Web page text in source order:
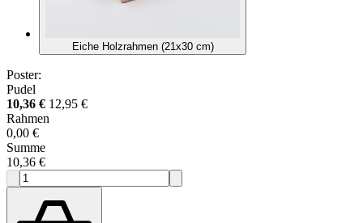
Eiche Holzrahmen (21x30 cm)
Poster:
Pudel
10,36 € 12,95 €
Rahmen
0,00 €
Summe
10,36 €